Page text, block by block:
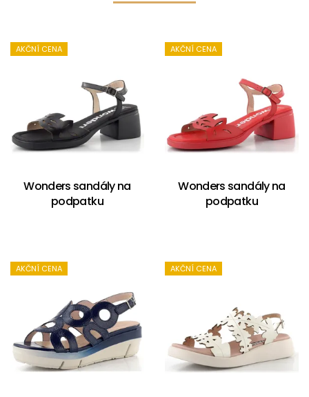
AKČNÍ CENA
Wonders sandály na
podpatku
AKČNÍ CENA
Wonders sandály na
podpatku
AKČNÍ CENA AKČNÍ CENA